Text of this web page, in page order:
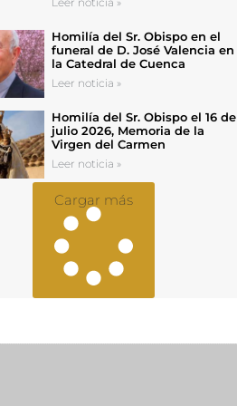
Homilía del Sr. Obispo en el
funeral de D. José Valencia en
la Catedral de Cuenca
Leer noticia »
Homilía del Sr. Obispo el 16 de
julio 2026, Memoria de la
Virgen del Carmen
Leer noticia »
Cargar más